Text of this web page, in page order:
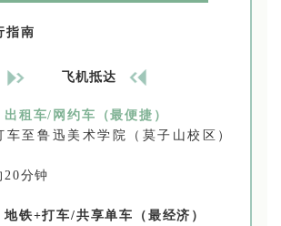
指南
飞机抵达
租车/网约车（最便捷）
车至鲁迅美术学院（莫子山校区）
20分钟
地铁+打车/共享单车（最经济）